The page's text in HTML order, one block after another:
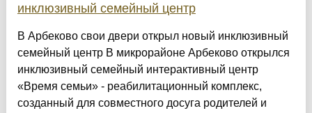
инклюзивный семейный центр
В Арбеково свои двери открыл новый инклюзивный
семейный центр В микрорайоне Арбеково открылся
инклюзивный семейный интерактивный центр
«Время семьи» - реабилитационный комплекс,
созданный для совместного досуга родителей и